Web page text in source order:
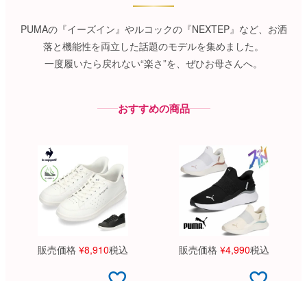
PUMAの『イーズイン』やルコックの『NEXTEP』など、お洒
落と機能性を両立した話題のモデルを集めました。
一度履いたら戻れない“楽さ”を、ぜひお母さんへ。
おすすめの商品
販売価格 ¥8,910税込 販売価格 ¥4,990税込